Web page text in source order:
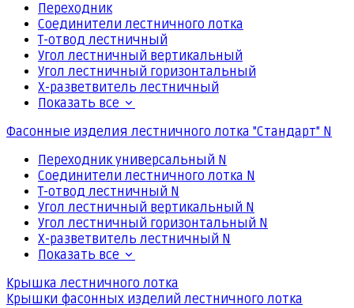
Переходник
Соединители лестничного лотка
Т-отвод лестничный
Угол лестничный вертикальный
Угол лестничный горизонтальный
Х-разветвитель лестничный
Показать все
Фасонные изделия лестничного лотка "Стандарт" N
Переходник универсальный N
Соединители лестничного лотка N
Т-отвод лестничный N
Угол лестничный вертикальный N
Угол лестничный горизонтальный N
Х-разветвитель лестничный N
Показать все
Крышка лестничного лотка
Крышки фасонных изделий лестничного лотка